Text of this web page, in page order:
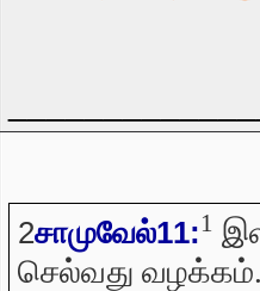
2சாமுவேல்11:1
செல்வது